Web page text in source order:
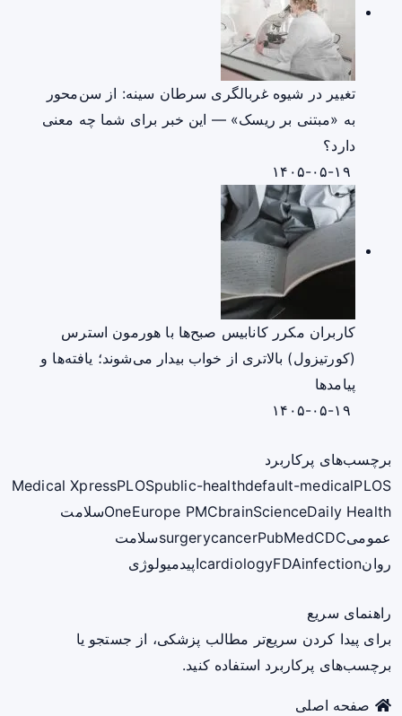
تغییر در شیوه غربالگری سرطان سینه: از سن‌محور
به «مبتنی بر ریسک» — این خبر برای شما چه معنی
دارد؟
کاربران مکرر کانابیس صبح‌ها با هورمون استرس
(کورتیزول) بالاتری از خواب بیدار می‌شوند؛ یافته‌ها و
پیامدها
برچسب‌های پرکاربرد
Medical XpressPLOSpublic-healthdefault-medicalPLOS
OneEurope PMCbrainScienceDaily Health
سلامت
عمومی
surgerycancerPubMedCDC
سلامت
روان
cardiologyFDAinfection اپیدمیولوژی
راهنمای سریع
برای پیدا کردن سریع‌تر مطالب پزشکی، از جستجو یا
برچسب‌های پرکاربرد استفاده کنید.
صفحه اصلی